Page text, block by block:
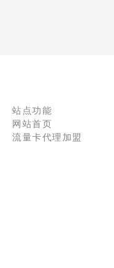
站点功能
网站首页
流量卡代理加盟